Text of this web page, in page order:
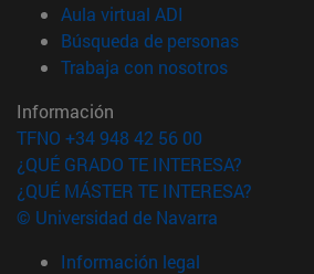
Aula virtual ADI
Búsqueda de personas(abre en
Trabaja con nosotros(abre en
Información
TFNO +34 948 42 56 00
¿QUÉ GRADO TE INTERESA?
¿QUÉ MÁSTER TE INTERESA?
© Universidad de Navarra
Información legal